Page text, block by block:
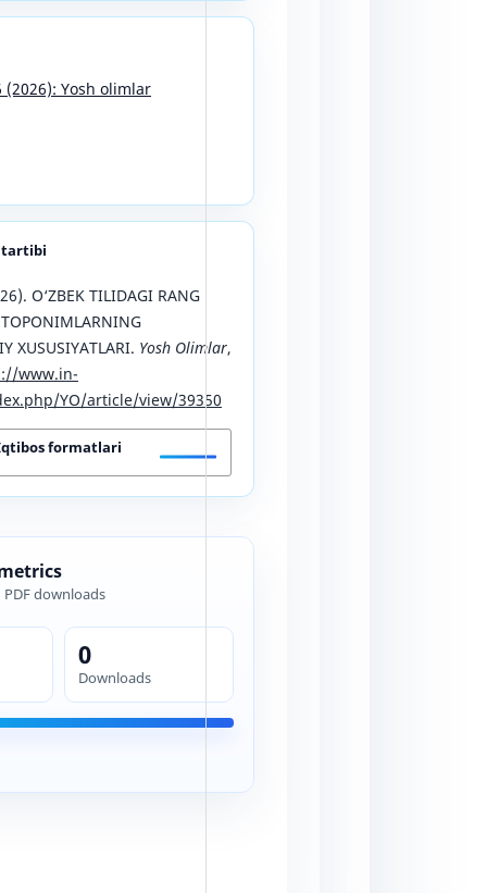
(2026): Yosh olimlar
O‘ZBEK TILIDAGI RANG
XUSUSIYATLARI. Yosh Olimlar,
www.in-
YO/article/view/39350
formatlari
PDF downloads
0
Downloads